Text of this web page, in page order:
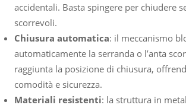
accidentali. Basta spingere per chiudere
scorrevoli.
Chiusura automatica: il meccanismo
automaticamente la serranda o l’anta
raggiunta la posizione di chiusura,
comodità e sicurezza.
Materiali resistenti: la struttura in